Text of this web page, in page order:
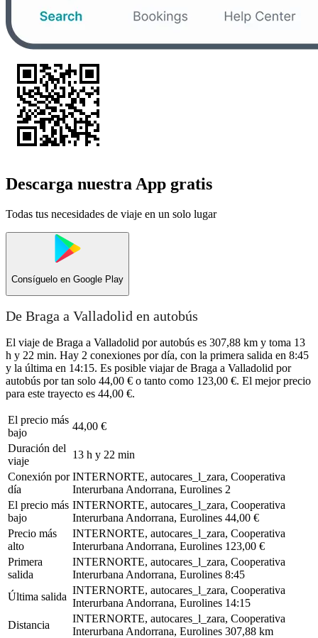
Descarga nuestra App gratis
Todas tus necesidades de viaje en un solo lugar
Consíguelo en Google Play
De Braga a Valladolid en autobús
El viaje de Braga a Valladolid por autobús es 307,88 km y toma 13
h y 22 min. Hay 2 conexiones por día, con la primera salida en 8:45
y la última en 14:15. Es posible viajar de Braga a Valladolid por
autobús por tan solo 44,00 € o tanto como 123,00 €. El mejor precio
para este trayecto es 44,00 €.
El precio más
bajo
44,00 €
Duración del
viaje
13 h y 22 min
Conexión por
día
INTERNORTE, autocares_l_zara, Cooperativa
Interurbana Andorrana, Eurolines 2
El precio más
bajo
INTERNORTE, autocares_l_zara, Cooperativa
Interurbana Andorrana, Eurolines 44,00 €
Precio más
alto
INTERNORTE, autocares_l_zara, Cooperativa
Interurbana Andorrana, Eurolines 123,00 €
Primera
salida
INTERNORTE, autocares_l_zara, Cooperativa
Interurbana Andorrana, Eurolines 8:45
Última salida
INTERNORTE, autocares_l_zara, Cooperativa
Interurbana Andorrana, Eurolines 14:15
Distancia
INTERNORTE, autocares_l_zara, Cooperativa
Interurbana Andorrana, Eurolines 307,88 km